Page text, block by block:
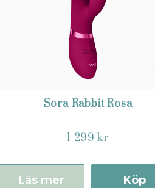
Sora Rabbit Rosa
1 299 kr
Köp
Läs mer